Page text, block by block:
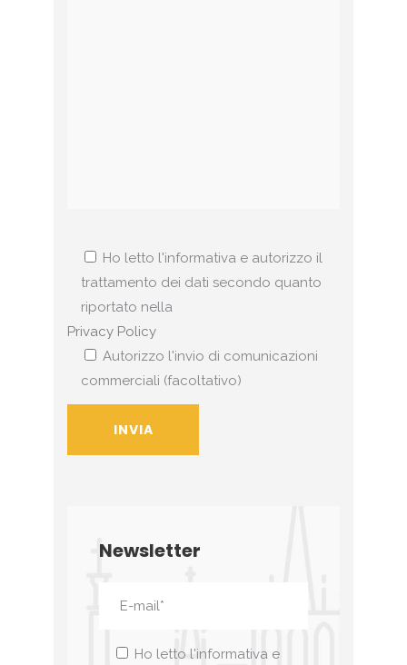
Ho letto l'informativa e autorizzo il
trattamento dei dati secondo quanto
riportato nella
Privacy Policy
Autorizzo l'invio di comunicazioni
commerciali (facoltativo)
Newsletter
Ho letto l'informativa e